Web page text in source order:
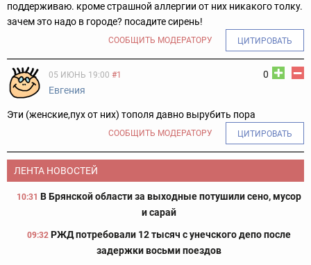
поддерживаю. кроме страшной аллергии от них никакого толку.
зачем это надо в городе? посадите сирень!
СООБЩИТЬ МОДЕРАТОРУ ЦИТИРОВАТЬ
0
05 ИЮНЬ 19:00 #1
Евгения
Эти (женские,пух от них) тополя давно вырубить пора
СООБЩИТЬ МОДЕРАТОРУ ЦИТИРОВАТЬ
ЛЕНТА НОВОСТЕЙ
10:31 В Брянской области за выходные потушили сено, мусор
и сарай
09:32 РЖД потребовали 12 тысяч с унечского депо после
задержки восьми поездов